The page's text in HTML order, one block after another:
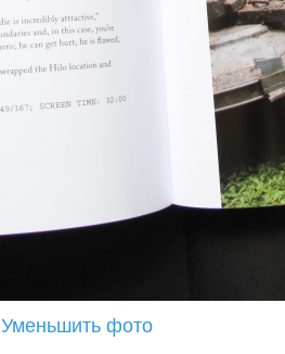
Уменьшить фото